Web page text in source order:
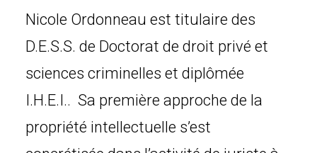
Nicole Ordonneau est titulaire des
D.E.S.S. de Doctorat de droit privé et
sciences criminelles et diplômée
I.H.E.I.. Sa première approche de la
propriété intellectuelle s’est